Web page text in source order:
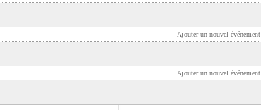
Ajouter un nouvel événement
Ajouter un nouvel événement